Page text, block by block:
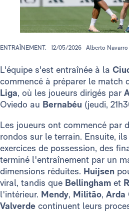
ENTRAÎNEMENT. 12/05/2026 Alberto Navarro
L'équipe s'est entraînée à la
commencé à préparer le match
Liga, où les joueurs dirigés par
Oviedo au Bernabéu (jeudi,
Les joueurs ont commencé par
rondos sur le terrain. Ensuite,
exercices de possession, des
terminé l'entraînement par un
dimensions réduites. Huijsen
viral, tandis que Bellingham et
l'intérieur. Mendy, Militão, Arda
Valverde continuent leurs